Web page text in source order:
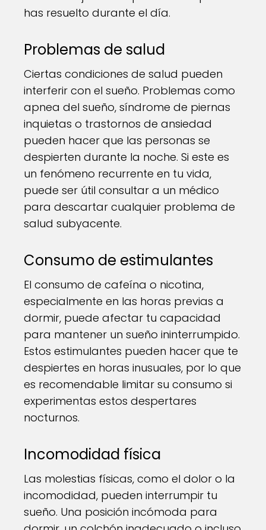
has resuelto durante el día.
Problemas de salud
Ciertas condiciones de salud pueden
interferir con el sueño. Problemas como
apnea del sueño, síndrome de piernas
inquietas o trastornos de ansiedad
pueden hacer que las personas se
despierten durante la noche. Si este es
un fenómeno recurrente en tu vida,
puede ser útil consultar a un médico
para descartar cualquier problema de
salud subyacente.
Consumo de estimulantes
El consumo de cafeína o nicotina,
especialmente en las horas previas a
dormir, puede afectar tu capacidad
para mantener un sueño ininterrumpido.
Estos estimulantes pueden hacer que te
despiertes en horas inusuales, por lo que
es recomendable limitar su consumo si
experimentas estos despertares
nocturnos.
Incomodidad física
Las molestias físicas, como el dolor o la
incomodidad, pueden interrumpir tu
sueño. Una posición incómoda para